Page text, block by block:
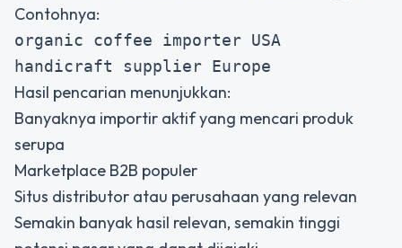
Contohnya:
organic coffee importer USA
handicraft supplier Europe
Hasil pencarian menunjukkan:
Banyaknya importir aktif yang mencari produk
serupa
Marketplace B2B populer
Situs distributor atau perusahaan yang relevan
Semakin banyak hasil relevan, semakin tinggi